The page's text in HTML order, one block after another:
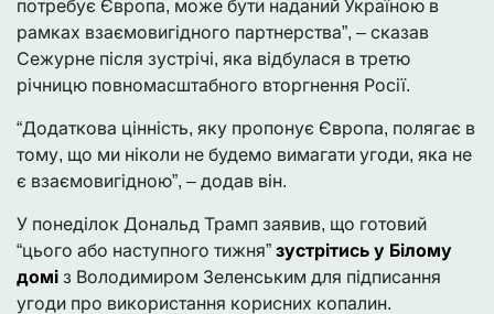
потребує Європа, може бути наданий Україною в
рамках взаємовигідного партнерства”, – сказав
Сежурне після зустрічі, яка відбулася в третю
річницю повномасштабного вторгнення Росії.
“Додаткова цінність, яку пропонує Європа, полягає в
тому, що ми ніколи не будемо вимагати угоди, яка не
є взаємовигідною”, – додав він.
У понеділок Дональд Трамп заявив, що готовий
“цього або наступного тижня” зустрітись у Білому
домі з Володимиром Зеленським для підписання
угоди про використання корисних копалин.